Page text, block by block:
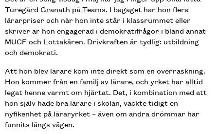
Turegård Granath på Teams. I bagaget har hon flera
lärarpriser och när hon inte står i klassrummet eller
skriver är hon engagerad i demokrati­frågor i bland annat
MUCF och Lotta­kåren. Drivkraften är tydlig: utbildning
och demokrati.
Att hon blev lärare kom inte direkt som en överraskning.
Hon kommer från en familj av lärare, och yrket har alltid
legat henne varmt om hjärtat. Det, i kombination med att
hon själv hade bra lärare i skolan, väckte tidigt en
nyfikenhet på läraryrket – även om andra drömmar har
funnits längs vägen.